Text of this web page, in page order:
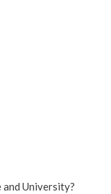
and University?